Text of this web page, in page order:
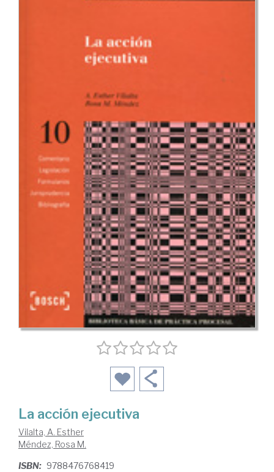
La acción ejecutiva
Vilalta, A. Esther
Méndez, Rosa M.
ISBN: 9788476768419